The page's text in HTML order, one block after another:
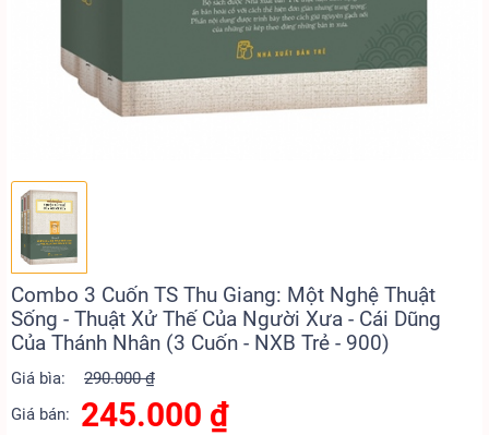
Combo 3 Cuốn TS Thu Giang: Một Nghệ Thuật
Sống - Thuật Xử Thế Của Người Xưa - Cái Dũng
Của Thánh Nhân (3 Cuốn - NXB Trẻ - 900)
Giá bìa:
290.000 ₫
Giá bán:
245.000 ₫